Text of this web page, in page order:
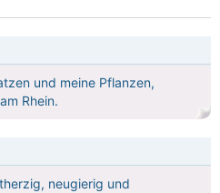
und meine Pflanzen,
Rhein.
neugierig und